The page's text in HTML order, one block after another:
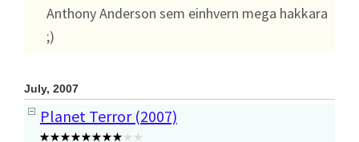
Anthony Anderson sem einhvern mega hakkara
;)
July, 2007
Planet Terror (2007)